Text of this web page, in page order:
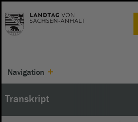
Navigation
Transkript